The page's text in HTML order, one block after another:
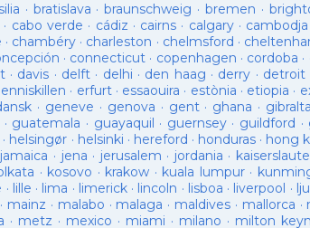
· bratislava ·braunschweig · bremen ·
· cabo verde · cádiz · cairns · calgary· cambodja
· chambéry · charleston · chelmsford ·
· connecticut · copenhagen · cordoba ·
· davis · delft· delhi · den haag · derry · detroit
enniskillen · erfurt· essaouira · estònia · etiopia ·
· geneve · genova · gent· ghana ·
· guatemala · guayaquil · guernsey· guildford ·
· helsingør · helsinki · hereford · honduras· hong
jamaica · jena · jerusalem · jordania ·
· kosovo · krakow · kuala lumpur·
· lille · lima · limerick· lincoln · lisboa · liverpool ·
· mainz · malabo · malaga · maldives · mallorca ·
· metz · mexico · miami · milano · milton